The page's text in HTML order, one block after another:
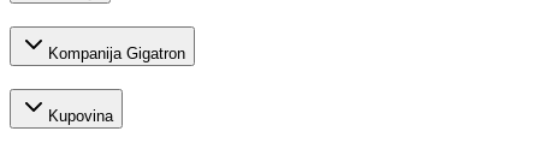
Kompanija Gigatron
Kupovina